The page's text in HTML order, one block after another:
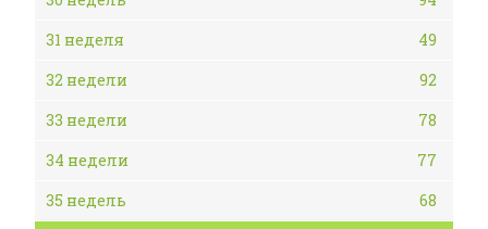
31 неделя
49
32 недели
92
33 недели
78
34 недели
77
35 недель
68